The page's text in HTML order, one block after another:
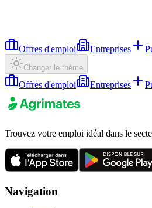
Offres d'emploi Entreprises
Changer le thème
Offres d'emploi Entreprises
Trouvez votre emploi idéal dans le
Navigation